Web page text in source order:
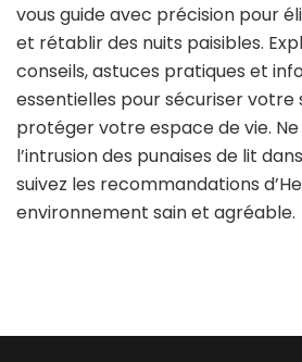
vous guide avec précision pour
et rétablir des nuits paisibles.
conseils, astuces pratiques et
essentielles pour sécuriser votre
protéger votre espace de vie.
l’intrusion des punaises de lit
suivez les recommandations
environnement sain et agréable.